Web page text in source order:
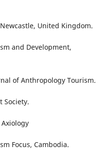
United Kingdom.
and Development,
of Anthropology Tourism.
Society.
Focus, Cambodia.